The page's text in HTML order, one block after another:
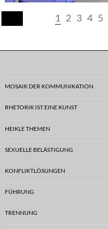
1 2 3 4 5
MOSAIK DER KOMMUNIKATION
RHETORIK IST EINE KUNST
HEIKLE THEMEN
SEXUELLE BELÄSTIGUNG
KONFLIKTLÖSUNGEN
FÜHRUNG
TRENNUNG